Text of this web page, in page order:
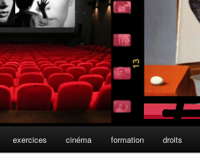
exercices cinéma formation droits